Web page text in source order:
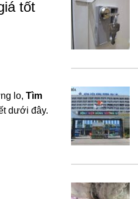
tốt
lo, Tìm
dưới đây.